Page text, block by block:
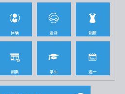
体験 送迎 制服
副業 学生 週一